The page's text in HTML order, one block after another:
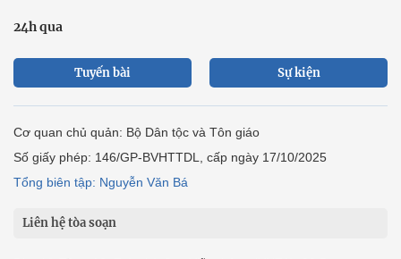
24h qua
Tuyến bài Sự kiện
Cơ quan chủ quản: Bộ Dân tộc và Tôn giáo
Số giấy phép: 146/GP-BVHTTDL, cấp ngày 17/10/2025
Tổng biên tập: Nguyễn Văn Bá
Liên hệ tòa soạn